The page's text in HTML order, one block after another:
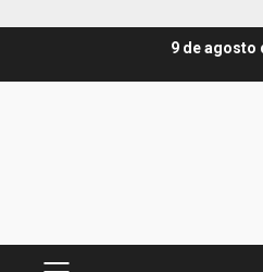
9 de agosto